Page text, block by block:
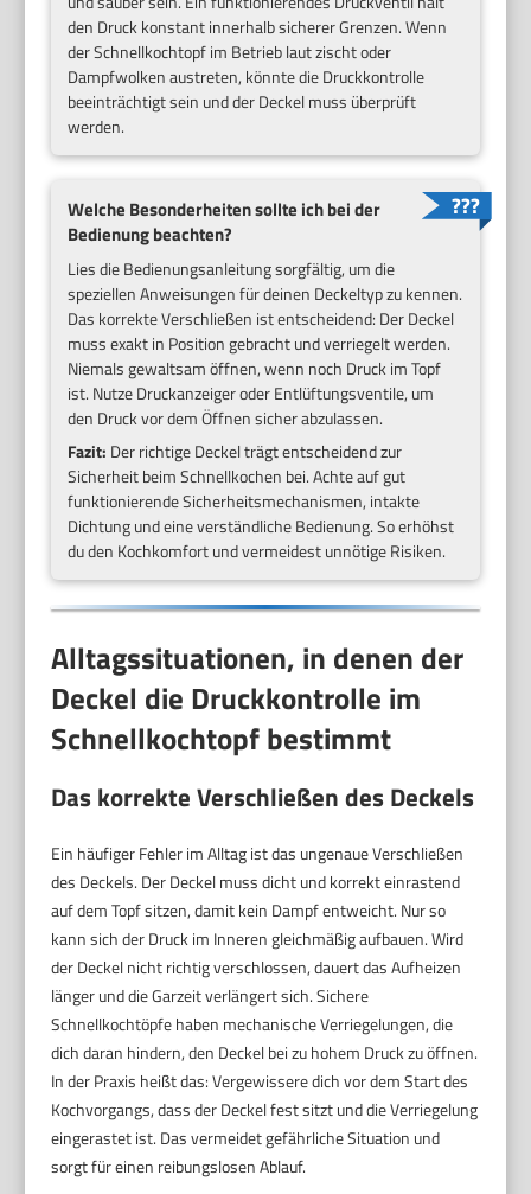
den Druck konstant innerhalb sicherer Grenzen. Wenn
der Schnellkochtopf im Betrieb laut zischt oder
Dampfwolken austreten, könnte die Druckkontrolle
beeinträchtigt sein und der Deckel muss überprüft
werden.
Welche Besonderheiten sollte ich bei der
Bedienung beachten?
Lies die Bedienungsanleitung sorgfältig, um die
speziellen Anweisungen für deinen Deckeltyp zu kennen.
Das korrekte Verschließen ist entscheidend: Der Deckel
muss exakt in Position gebracht und verriegelt werden.
Niemals gewaltsam öffnen, wenn noch Druck im Topf
ist. Nutze Druckanzeiger oder Entlüftungsventile, um
den Druck vor dem Öffnen sicher abzulassen.
Fazit: Der richtige Deckel trägt entscheidend zur
Sicherheit beim Schnellkochen bei. Achte auf gut
funktionierende Sicherheitsmechanismen, intakte
Dichtung und eine verständliche Bedienung. So erhöhst
du den Kochkomfort und vermeidest unnötige Risiken.
Alltagssituationen, in denen der
Deckel die Druckkontrolle im
Schnellkochtopf bestimmt
Das korrekte Verschließen des Deckels
Ein häufiger Fehler im Alltag ist das ungenaue Verschließen
des Deckels. Der Deckel muss dicht und korrekt einrastend
auf dem Topf sitzen, damit kein Dampf entweicht. Nur so
kann sich der Druck im Inneren gleichmäßig aufbauen. Wird
der Deckel nicht richtig verschlossen, dauert das Aufheizen
länger und die Garzeit verlängert sich. Sichere
Schnellkochtöpfe haben mechanische Verriegelungen, die
dich daran hindern, den Deckel bei zu hohem Druck zu öffnen.
In der Praxis heißt das: Vergewissere dich vor dem Start des
Kochvorgangs, dass der Deckel fest sitzt und die Verriegelung
eingerastet ist. Das vermeidet gefährliche Situation und
sorgt für einen reibungslosen Ablauf.